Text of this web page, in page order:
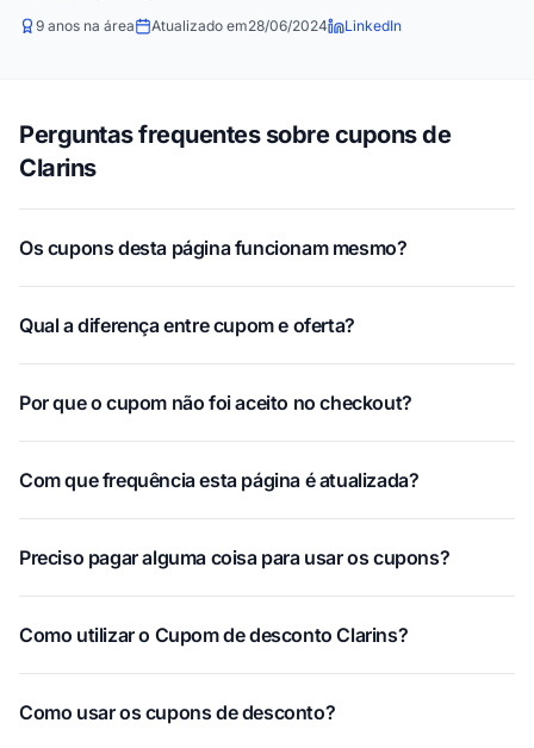
9 anos na área Atualizado em28/06/2024 LinkedIn
Perguntas frequentes sobre cupons de
Clarins
Os cupons desta página funcionam mesmo?
Qual a diferença entre cupom e oferta?
Por que o cupom não foi aceito no checkout?
Com que frequência esta página é atualizada?
Preciso pagar alguma coisa para usar os cupons?
Como utilizar o Cupom de desconto Clarins?
Como usar os cupons de desconto?